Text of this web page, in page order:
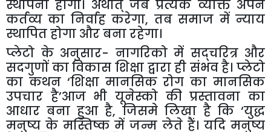
स्थापना होगी। अर्थात् जब प्रत्येक व्यक्ति अपने
कर्तव्य का निर्वाह करेगा, तब समाज में न्याय
स्थापितहोगा औरबनारहेगा।
प्लेटो के अनुसार- नागरिको में सद्चरित्र और
सदगुणों का विकास शिक्षा द्वारा ही संभव है। प्लेटो
का कथन‘शिक्षा मानसिक रोग का मानसिक
उपचार है’आज भी यूनेस्को की प्रस्तावना का
आधार बना हुआ है, जिसमे लिखा है कि ‘युद्ध
मनुष्य के मस्तिष्क में जन्म लेते हैं। यदि मनुष्य